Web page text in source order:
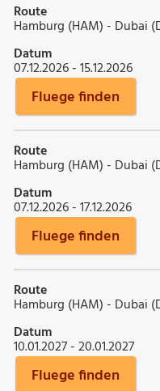
Route
Hamburg (HAM) - Dubai
Datum
07.12.2026 - 15.12.2026
Fluege finden
Route
Hamburg (HAM) - Dubai
Datum
07.12.2026 - 17.12.2026
Fluege finden
Route
Hamburg (HAM) - Dubai
Datum
10.01.2027 - 20.01.2027
Fluege finden